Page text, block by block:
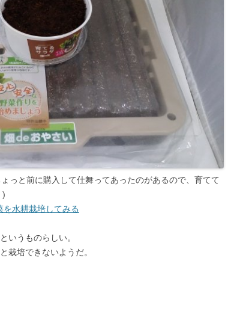
っと前に購入して仕舞ってあったのがあるので、育てて
)
を水耕栽培してみる
というものらしい。
栽培できないようだ。